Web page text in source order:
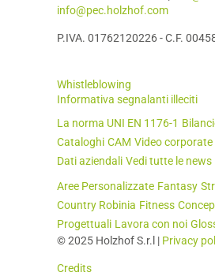
info@pec.holzhof.com
P.IVA. 01762120226 - C.F.
Whistleblowing
Informativa segnalanti illeciti
La norma UNI EN 1176-1
Cataloghi CAM Video corporate
Dati aziendali Vedi tutte le news
Aree Personalizzate Fantasy
Country Robinia Fitness
Progettuali Lavora con noi
© 2025 Holzhof S.r.l | Privacy
Credits